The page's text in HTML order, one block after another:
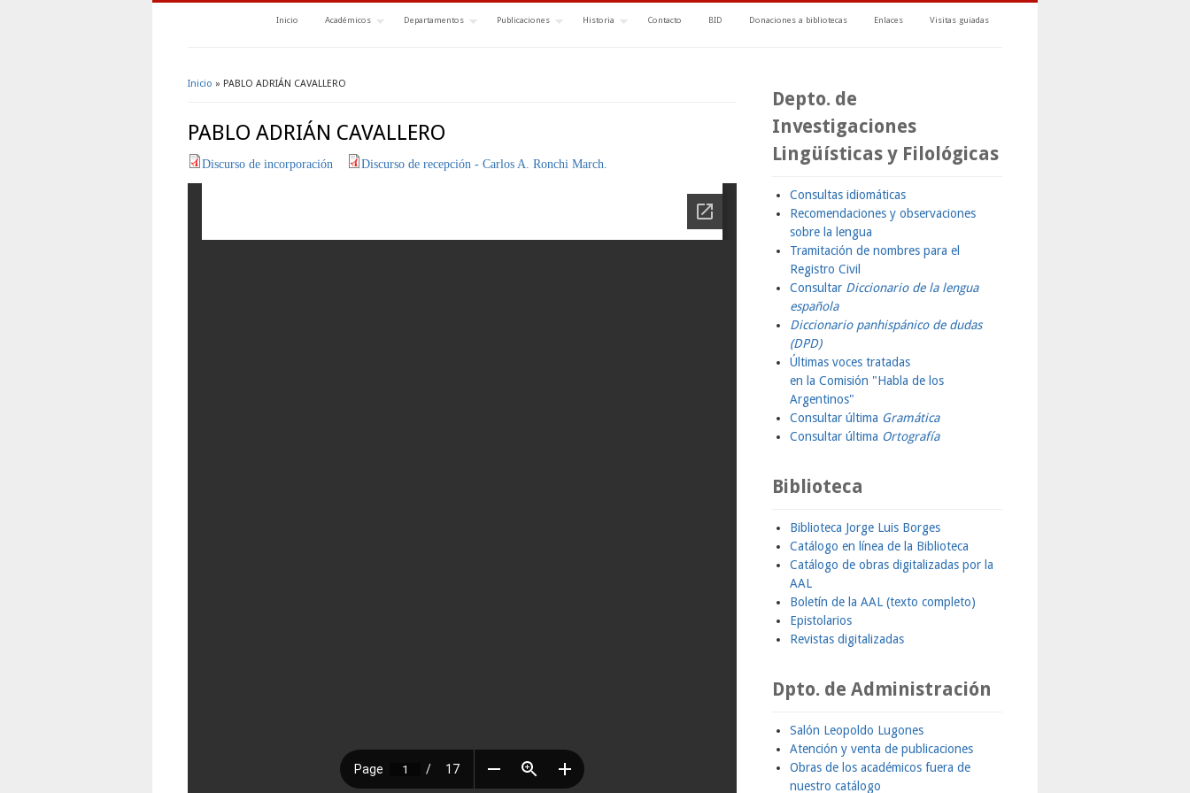
Inicio Académicos Departamentos Publicaciones Historia Contacto BID Donaciones a bibliotecas Enlaces Visitas guiadas
Inicio » PABLO ADRIÁN CAVALLERO
PABLO ADRIÁN CAVALLERO
Discurso de incorporación Discurso de recepción - Carlos A. Ronchi March.
Depto. de
Investigaciones
Lingüísticas y Filológicas
Consultas idiomáticas
Recomendaciones y observaciones
sobre la lengua
Tramitación de nombres para el
Registro Civil
Consultar Diccionario de la lengua
española
Diccionario panhispánico de dudas
(DPD)
Últimas voces tratadas
en la Comisión "Habla de los
Argentinos"
Consultar última Gramática
Consultar última Ortografía
Biblioteca
Biblioteca Jorge Luis Borges
Catálogo en línea de la Biblioteca
Catálogo de obras digitalizadas por la
AAL
Boletín de la AAL (texto completo)
Epistolarios
Revistas digitalizadas
Dpto. de Administración
Salón Leopoldo Lugones
Atención y venta de publicaciones
Obras de los académicos fuera de
nuestro catálogo